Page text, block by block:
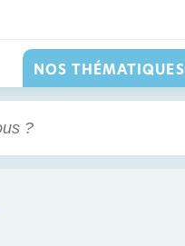
NOS THÉMATIQUES